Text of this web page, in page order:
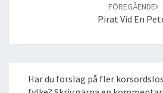
FÖREGÅENDE
Pirat Vid En
Har du förslag på fler